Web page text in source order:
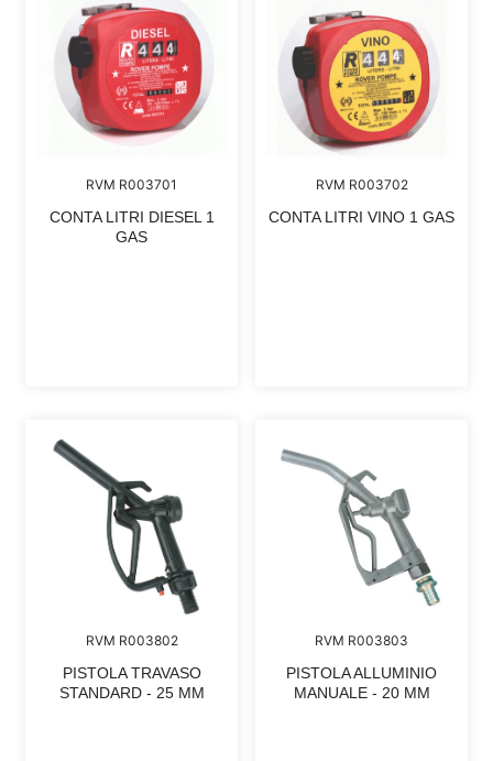
RVM R003701
CONTA LITRI DIESEL 1
GAS
RVM R003702
CONTA LITRI VINO 1 GAS
RVM R003802
PISTOLA TRAVASO
STANDARD - 25 MM
RVM R003803
PISTOLA ALLUMINIO
MANUALE - 20 MM